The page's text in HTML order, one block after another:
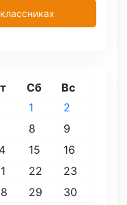
Сб Вс
1
2
8
9
15
16
22
23
29
30